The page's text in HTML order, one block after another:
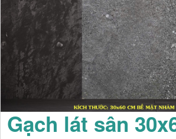
Gạch lát sân